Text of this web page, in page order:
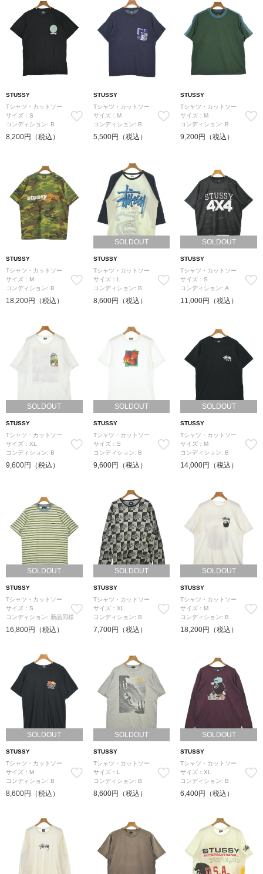
STUSSY
Tシャツ・カットソー
サイズ：S
コンディション: B
8,200円（税込）
STUSSY
Tシャツ・カットソー
サイズ：M
コンディション: B
5,500円（税込）
STUSSY
Tシャツ・カットソー
サイズ：M
コンディション: B
9,200円（税込）
STUSSY
Tシャツ・カットソー
サイズ：M
コンディション: B
18,200円（税込）
SOLDOUT
STUSSY
Tシャツ・カットソー
サイズ：L
コンディション: B
8,600円（税込）
SOLDOUT
STUSSY
Tシャツ・カットソー
サイズ：S
コンディション: A
11,000円（税込）
SOLDOUT
STUSSY
Tシャツ・カットソー
サイズ：XL
コンディション: B
9,600円（税込）
SOLDOUT
STUSSY
Tシャツ・カットソー
サイズ：S
コンディション: B
9,600円（税込）
SOLDOUT
STUSSY
Tシャツ・カットソー
サイズ：M
コンディション: B
14,000円（税込）
SOLDOUT
STUSSY
Tシャツ・カットソー
サイズ：S
コンディション: 新品同様
16,800円（税込）
SOLDOUT
STUSSY
Tシャツ・カットソー
サイズ：XL
コンディション: B
7,700円（税込）
SOLDOUT
STUSSY
Tシャツ・カットソー
サイズ：M
コンディション: B
18,200円（税込）
SOLDOUT
STUSSY
Tシャツ・カットソー
サイズ：M
コンディション: B
8,600円（税込）
SOLDOUT
STUSSY
Tシャツ・カットソー
サイズ：L
コンディション: B
8,600円（税込）
SOLDOUT
STUSSY
Tシャツ・カットソー
サイズ：XL
コンディション: B
6,400円（税込）